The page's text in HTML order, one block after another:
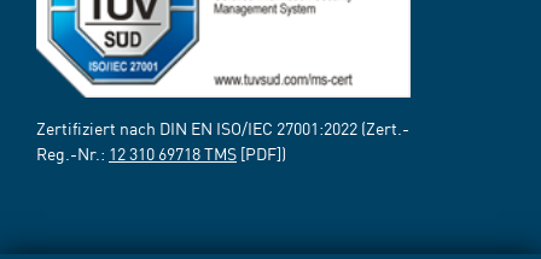
Zertifiziert nach DIN EN ISO/IEC 27001:2022 (Zert.-
Reg.-Nr.: 12 310 69718 TMS [PDF])